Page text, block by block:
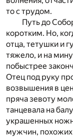
то с трудом.
Путь до
коротким. Но,
отца, тетушки и
тяжело, и на
побыстрее
Отец под руку
возвышения в
пряча зевоту
танцевала на
украшенных
мужчин, похожих